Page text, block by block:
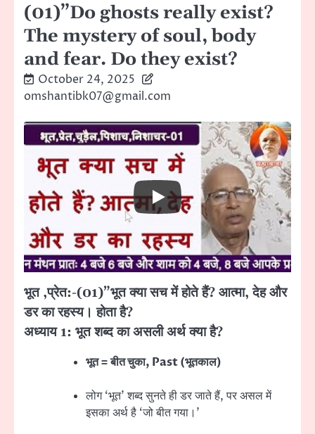
(01)”Do ghosts really exist?
The mystery of soul, body
and fear. Do they exist?
October 24, 2025
omshantibk07@gmail.com
भूत ,प्रेत:-(01)”भूत क्या सच में होते हैं? आत्मा, देह और
डर का रहस्य। होता है?
अध्याय 1: भूत शब्द का असली अर्थ क्या है?
भूत = बीत चुका, Past (भूतकाल)
लोग ‘भूत’ शब्द सुनते ही डर जाते हैं, पर असल में
इसका अर्थ है ‘जो बीत गया।’